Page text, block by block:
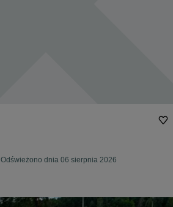
Odświeżono dnia 06 sierpnia 2026